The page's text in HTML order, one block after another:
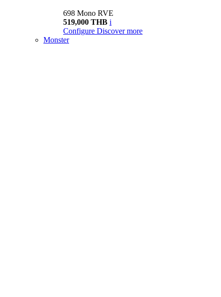
698 Mono RVE
519,000 THB i
Configure Discover more
Monster